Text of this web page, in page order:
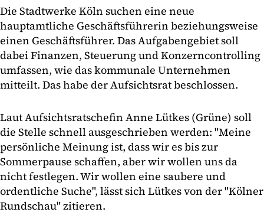
Die Stadtwerke Köln suchen eine neue
hauptamtliche Geschäftsführerin beziehungsweise
einen Geschäftsführer. Das Aufgabengebiet soll
dabei Finanzen, Steuerung und Konzerncontrolling
umfassen, wie das kommunale Unternehmen
mitteilt. Das habe der Aufsichtsrat beschlossen.
Laut Aufsichtsratschefin Anne Lütkes (Grüne) soll
die Stelle schnell ausgeschrieben werden: "Meine
persönliche Meinung ist, dass wir es bis zur
Sommerpause schaffen, aber wir wollen uns da
nicht festlegen. Wir wollen eine saubere und
ordentliche Suche", lässt sich Lütkes von der "Kölner
Rundschau" zitieren.